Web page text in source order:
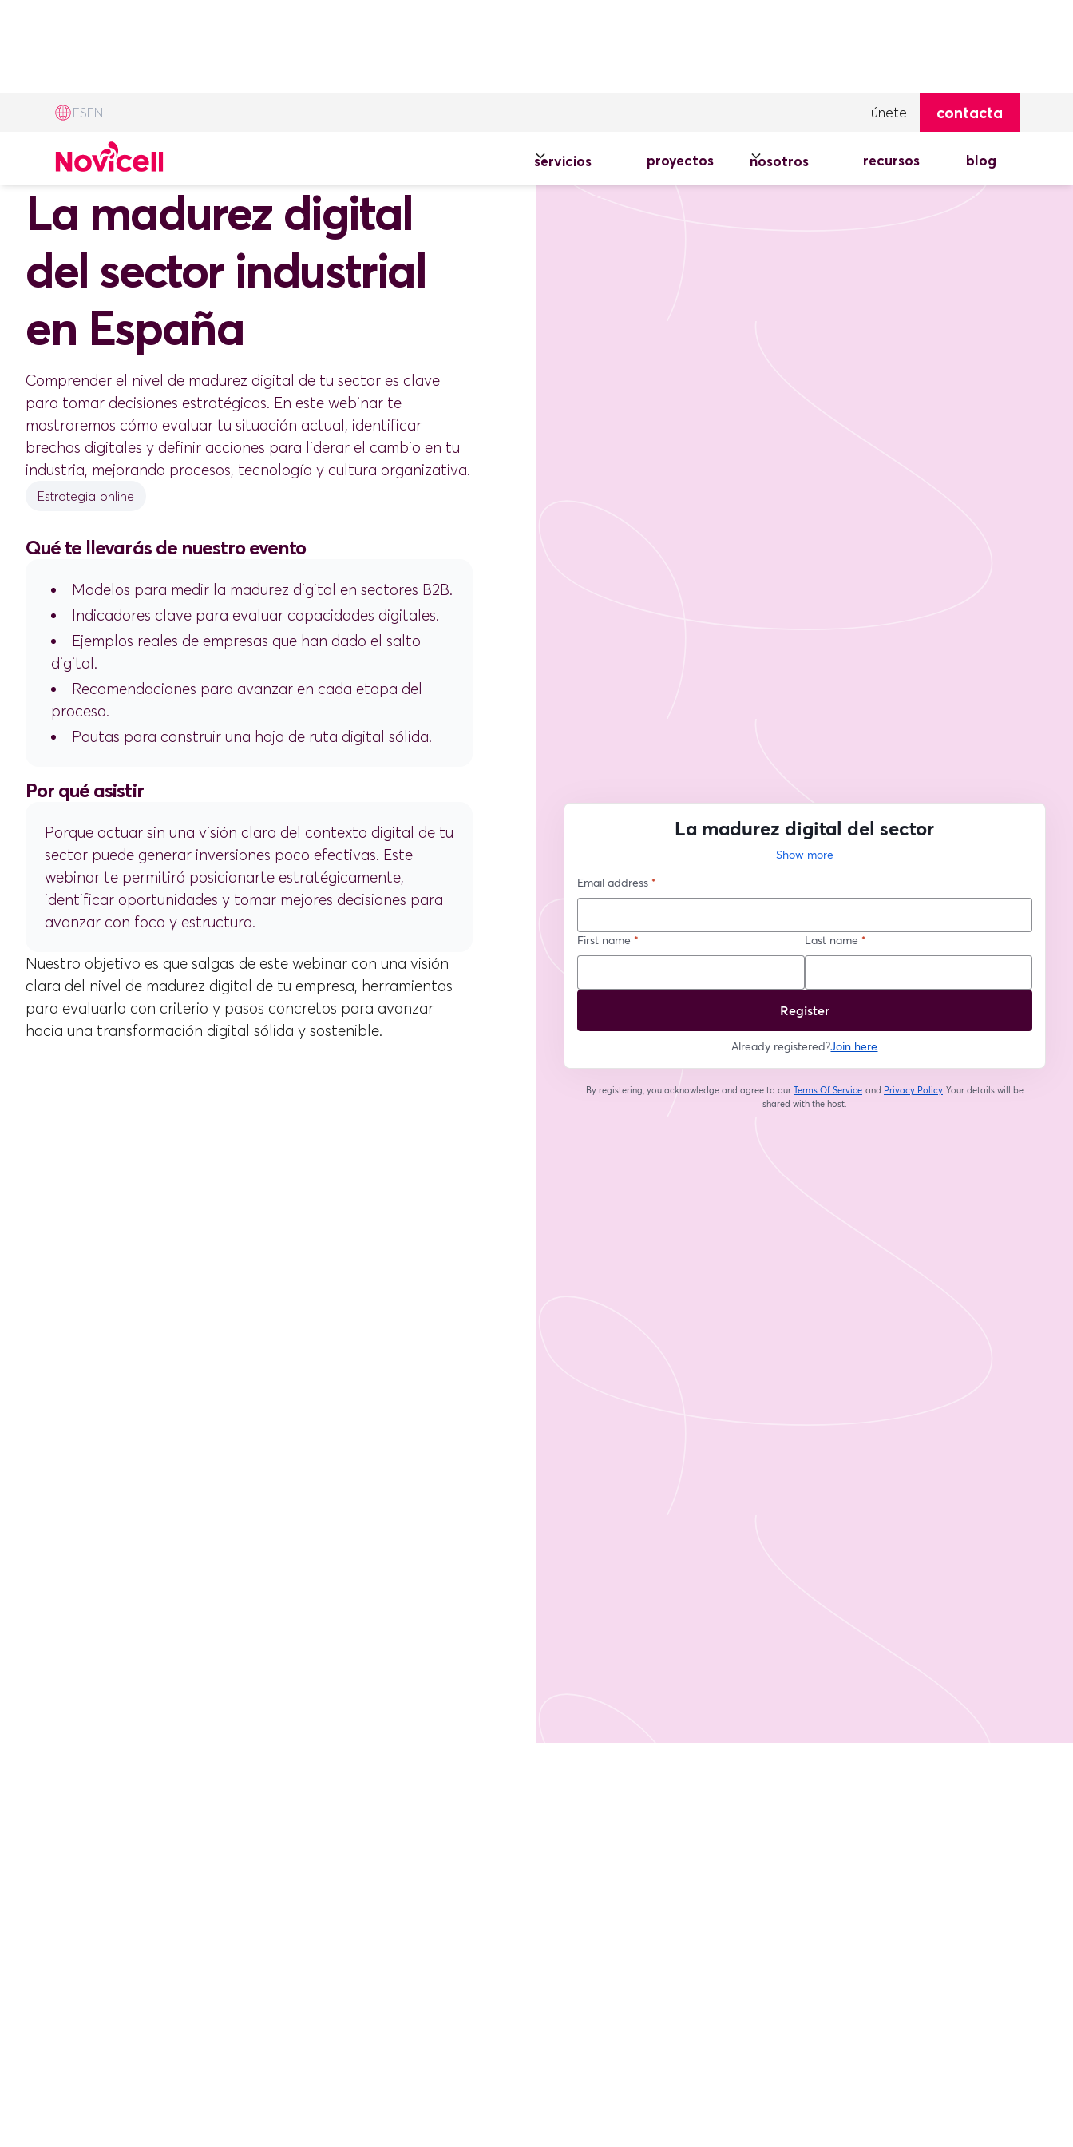
ESEN únete contacta
servicios proyectos nosotros recursos blog
on demand
La madurez digital
del sector industrial
en España
Comprender el nivel de madurez digital de tu sector es clave
para tomar decisiones estratégicas. En este webinar te
mostraremos cómo evaluar tu situación actual, identificar
brechas digitales y definir acciones para liderar el cambio en tu
industria, mejorando procesos, tecnología y cultura organizativa.
Estrategia online
Qué te llevarás de nuestro evento
Modelos para medir la madurez digital en sectores B2B.
Indicadores clave para evaluar capacidades digitales.
Ejemplos reales de empresas que han dado el salto
digital.
Recomendaciones para avanzar en cada etapa del
proceso.
Pautas para construir una hoja de ruta digital sólida.
Por qué asistir
Porque actuar sin una visión clara del contexto digital de tu
sector puede generar inversiones poco efectivas. Este
webinar te permitirá posicionarte estratégicamente,
identificar oportunidades y tomar mejores decisiones para
avanzar con foco y estructura.
Nuestro objetivo es que salgas de este webinar con una visión
clara del nivel de madurez digital de tu empresa, herramientas
para evaluarlo con criterio y pasos concretos para avanzar
hacia una transformación digital sólida y sostenible.